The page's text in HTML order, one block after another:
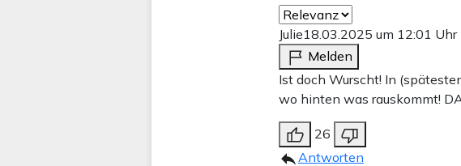
Julie18.03.2025 um 12:01 Uhr
Melden
Ist doch Wurscht! In
wo hinten was rauskommt!
26
Antworten